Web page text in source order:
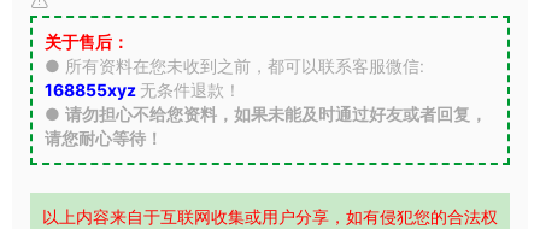
关于售后：
● 所有资料在您未收到之前，都可以联系客服微信:
168855xyz 无条件退款！
● 请勿担心不给您资料，如果未能及时通过好友或者回复，
请您耐心等待！
以上内容来自于互联网收集或用户分享，如有侵犯您的合法权